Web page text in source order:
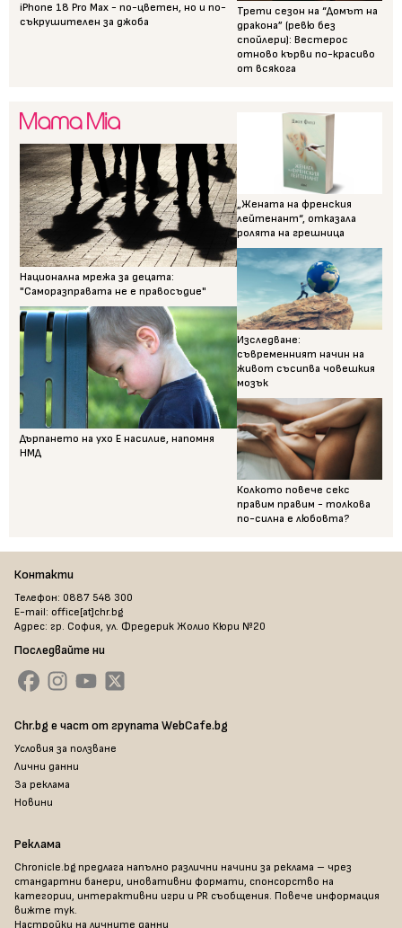
iPhone 18 Pro Max - по-цветен, но и по-
съкрушителен за джоба
Трети сезон на “Домът на
дракона” (ревю без
спойлери): Вестерос
отново кърви по-красиво
от всякога
Национална мрежа за децата:
"Саморазправата не е правосъдие"
Дърпането на ухо Е насилие, напомня
НМД
„Жената на френския
лейтенант“, отказала
ролята на грешница
Изследване:
съвременният начин на
живот съсипва човешкия
мозък
Колкото повече секс
правим правим - толкова
по-силна е любовта?
Контакти
Телефон: 0887 548 300
E-mail: office[at]chr.bg
Адрес: гр. София, ул. Фредерик Жолио Кюри №20
Последвайте ни
Chr.bg е част от групата WebCafe.bg
Условия за ползване
Лични данни
За реклама
Новини
Реклама
Chronicle.bg предлага напълно различни начини за реклама – чрез
стандартни банери, иновативни формати, спонсорство на
категории, интерактивни игри и PR съобщения. Повече информация
вижте тук.
Настройки на личните данни